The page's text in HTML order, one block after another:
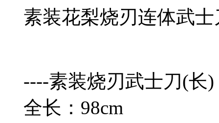
素装花梨烧刃连体武
----素装烧刃武士刀(长)
全长：98cm